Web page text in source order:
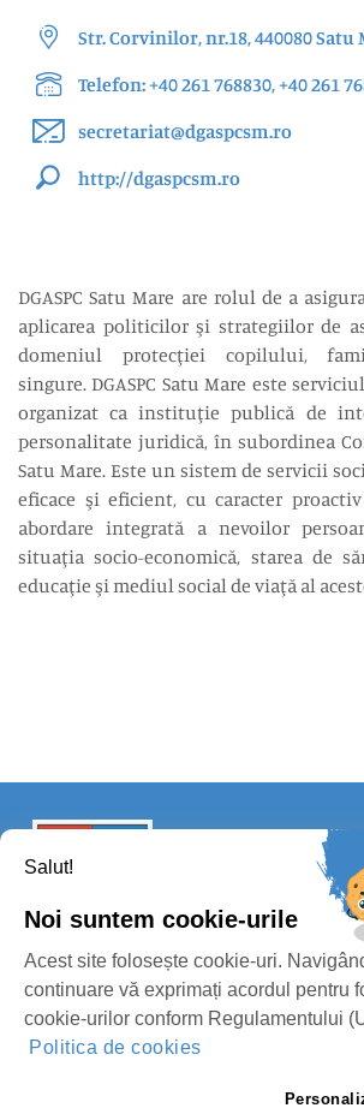
Str. Corvinilor, nr.18, 440080 Satu
Telefon: +40 261 768830, +40 261
secretariat@dgaspcsm.ro
http://dgaspcsm.ro
DGASPC Satu Mare are rolul de a
aplicarea politicilor şi strategiilor de
domeniul protecţiei copilului,
singure. DGASPC Satu Mare este
organizat ca instituţie publică de
personalitate juridică, în subordinea
Satu Mare. Este un sistem de servicii
eficace şi eficient, cu caracter
abordare integrată a nevoilor
situaţia socio-economică, starea de
educaţie şi mediul social de viaţă al
SATU MARE COUNTY
Salut!
Noi suntem cookie-urile
Acest site folosește cookie-uri.
continuare vă exprimați acordul pentru
cookie-urilor conform Regulamentului
Politica de cookies